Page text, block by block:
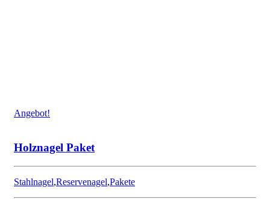
Angebot!
Holznagel Paket
Stahlnagel,Reservenagel,Pakete